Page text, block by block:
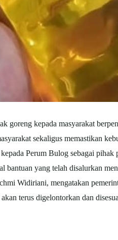
goreng kepada masyarakat
sekaligus memastikan
Perum Bulog sebagai
bantuan yang telah disalurkan
Widiriani, mengatakan
terus digelontorkan dan